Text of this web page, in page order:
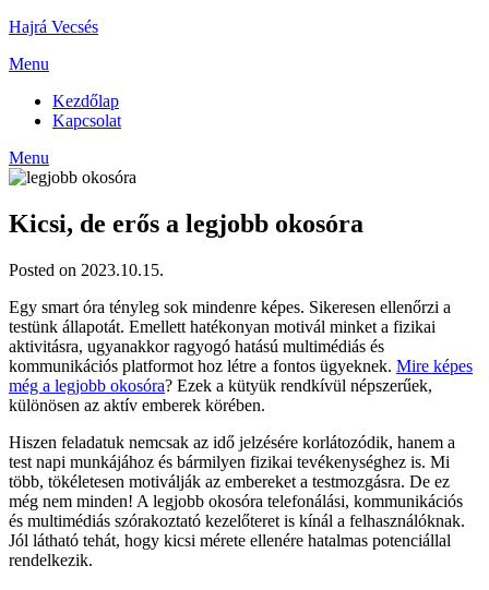
Skip
content
Hajrá Vecsés
Menu
Kezdőlap
Kapcsolat
Menu
Kicsi, de erős a legjobb okosóra
Posted on 2023.10.15.
Egy smart óra tényleg sok mindenre képes. Sikeresen ellenőrzi a
testünk állapotát. Emellett hatékonyan motivál minket a fizikai
aktivitásra, ugyanakkor ragyogó hatású multimédiás és
kommunikációs platformot hoz létre a fontos ügyeknek. Mire képes
még a legjobb okosóra? Ezek a kütyük rendkívül népszerűek,
különösen az aktív emberek körében.
Hiszen feladatuk nemcsak az idő jelzésére korlátozódik, hanem a
test napi munkájához és bármilyen fizikai tevékenységhez is. Mi
több, tökéletesen motiválják az embereket a testmozgásra. De ez
még nem minden! A legjobb okosóra telefonálási, kommunikációs
és multimédiás szórakoztató kezelőteret is kínál a felhasználóknak.
Jól látható tehát, hogy kicsi mérete ellenére hatalmas potenciállal
rendelkezik.